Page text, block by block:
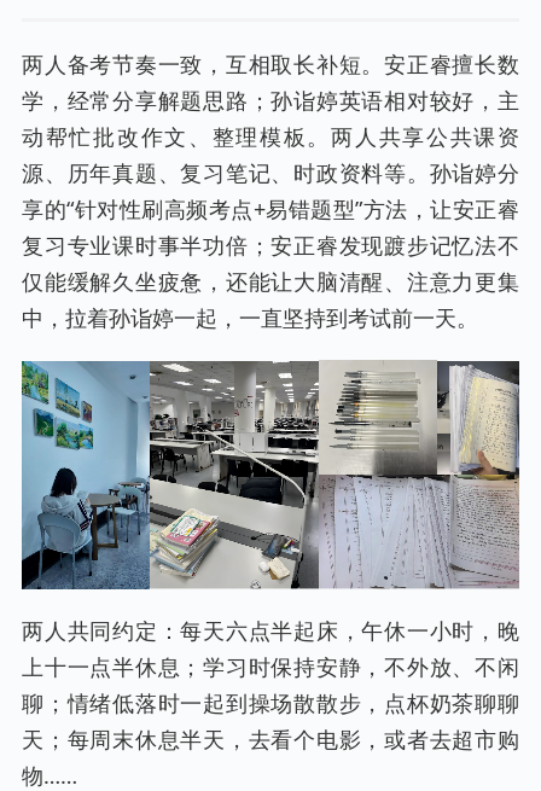
两人备考节奏一致，互相取长补短。安正睿擅长数
学，经常分享解题思路；孙诣婷英语相对较好，主
动帮忙批改作文、整理模板。两人共享公共课资
源、历年真题、复习笔记、时政资料等。孙诣婷分
享的“针对性刷高频考点+易错题型”方法，让安正睿
复习专业课时事半功倍；安正睿发现踱步记忆法不
仅能缓解久坐疲惫，还能让大脑清醒、注意力更集
中，拉着孙诣婷一起，一直坚持到考试前一天。
两人共同约定：每天六点半起床，午休一小时，晚
上十一点半休息；学习时保持安静，不外放、不闲
聊；情绪低落时一起到操场散散步，点杯奶茶聊聊
天；每周末休息半天，去看个电影，或者去超市购
物……